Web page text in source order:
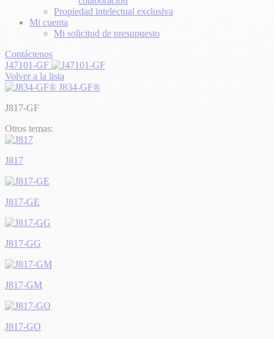
Propiedad intelectual exclusiva
Mi cuenta
Mi solicitud de presupuesto
Contáctenos
J47101-GF
Volver a la lista
J834-GF®
J817-GF
Otros temas:
J817
J817-GE
J817-GG
J817-GM
J817-GO